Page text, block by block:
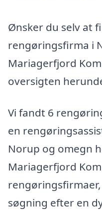
Ønsker du selv at
rengøringsfirma i
Mariagerfjord
oversigten
Vi fandt 6
en
Norup og omegn
Mariagerfjord
søgning efter en